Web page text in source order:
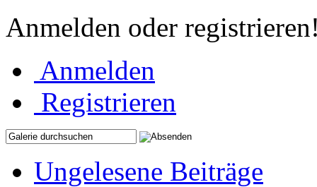
Anmelden oder
Anmelden
Registrieren
Ungelesene Beiträge